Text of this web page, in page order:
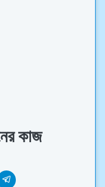
কাজ